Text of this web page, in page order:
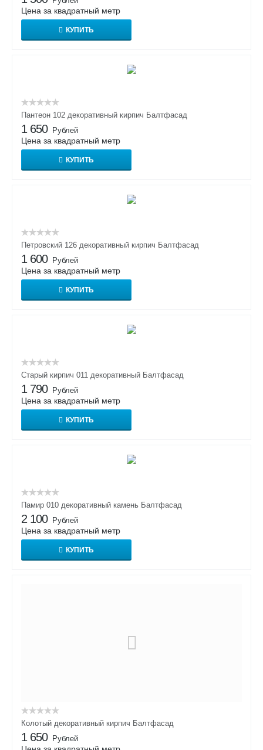
Цена за квадратный метр
КУПИТЬ
Пантеон 102 декоративный кирпич Балтфасад
1 650 Рублей
Цена за квадратный метр
КУПИТЬ
Петровский 126 декоративный кирпич Балтфасад
1 600 Рублей
Цена за квадратный метр
КУПИТЬ
Старый кирпич 011 декоративный Балтфасад
1 790 Рублей
Цена за квадратный метр
КУПИТЬ
Памир 010 декоративный камень Балтфасад
2 100 Рублей
Цена за квадратный метр
КУПИТЬ
Колотый декоративный кирпич Балтфасад
1 650 Рублей